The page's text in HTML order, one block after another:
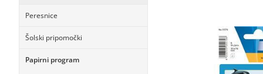
Peresnice
Šolski pripomočki
Papirni program